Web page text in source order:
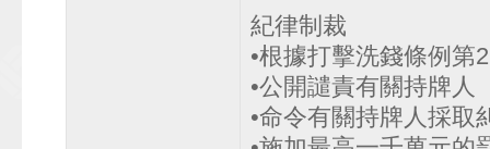
紀律制裁
•根據打擊洗錢條例第
•公開譴責有關持牌人
•命令有關持牌人採取